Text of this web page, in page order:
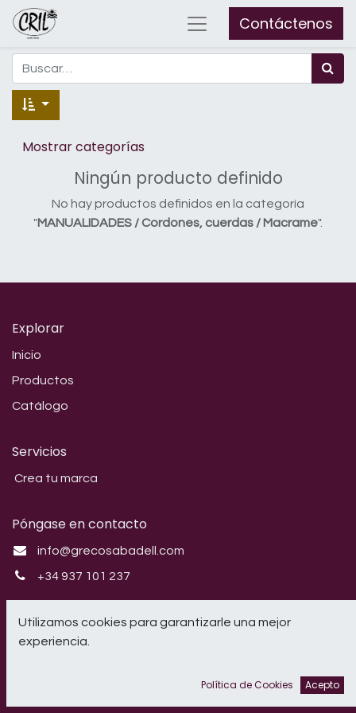
Contáctenos
Mostrar categorías
Ningún producto definido
No hay productos definidos en la categoría
"MANUALIDADES / Cordones, cuerdas / Macrame".
Explorar
Inicio
Productos
Catálogo
Servicios
Crea tu marca
Póngase en contacto
info@grecosabadell.com
+34 937 101 237
Síganos
Instagram
Utilizamos cookies para garantizarle una mejor
experiencia.
Política de Cookies Acepto